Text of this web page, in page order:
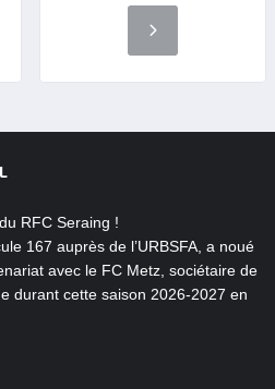
RFC Seraing !
167 auprès de l’URBSFA, a noué
avec le FC Metz, sociétaire de
durant cette saison 2026-2027 en